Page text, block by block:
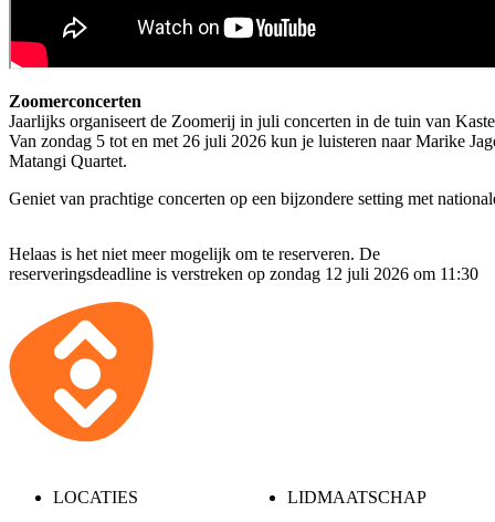
Zoomerconcerten
Jaarlijks organiseert de Zoomerij in juli concerten in de tuin van
Van zondag 5 tot en met 26 juli 2026 kun je luisteren naar Marike
Matangi Quartet.
Geniet van prachtige concerten op een bijzondere setting met
Helaas is het niet meer mogelijk om te reserveren. De
reserveringsdeadline is verstreken op zondag 12 juli 2026 om 11:30
LOCATIES LIDMAATSCHAP